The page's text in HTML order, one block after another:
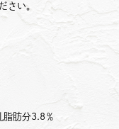
さい。
肪分3.8％